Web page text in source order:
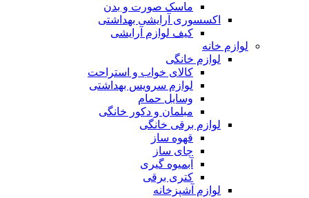
ماسک صورت و بدن
اکسسوری آرایشی بهداشتی
کیف لوازم آرایشی
لوازم خانه
لوازم خانگی
کالای خواب و استراحت
لوازم سرویس بهداشتی
وسایل حمام
مبلمان و دکور خانگی
لوازم برقی خانگی
قهوه ساز
چای ساز
آبمیوه گیری
کتری برقی
لوازم آشپزخانه